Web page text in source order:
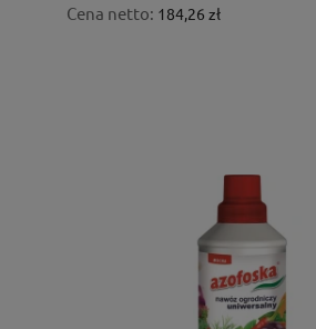
Cena netto: 184,26 zł